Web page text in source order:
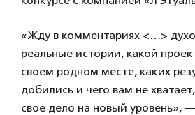
«Жду в комментариях <…>
реальные истории, какой
своем родном месте, каких
добились и чего вам не
свое дело на новый уровень»,